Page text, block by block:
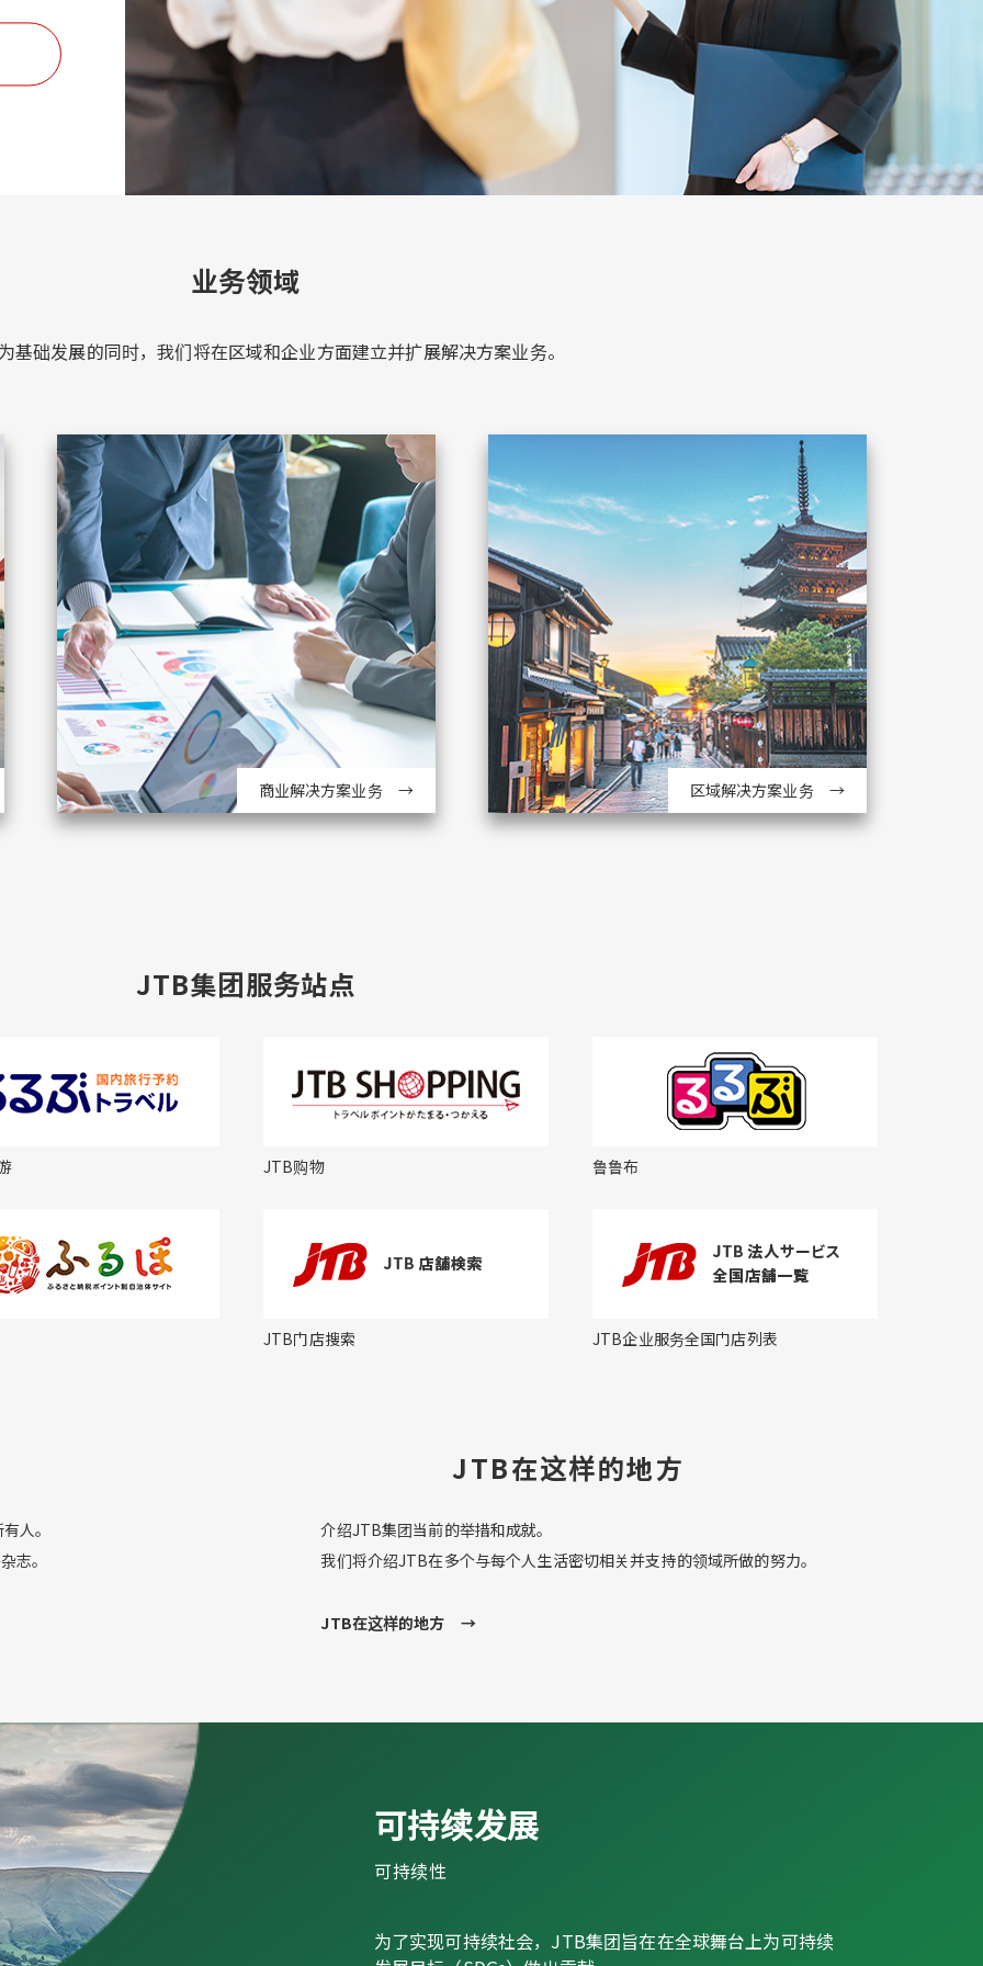
业务领域
基础发展的同时，我们将在区域和企业方面建立并扩展解决方案业务。
商业解决方案业务 区域解决方案业务
JTB集团服务站点
JTB购物 鲁鲁布
JTB门店搜索 JTB企业服务全国门店列表
人。
志。
JTB在这样的地方
介绍JTB集团当前的举措和成就。
我们将介绍JTB在多个与每个人生活密切相关并支持的领域所做的努力。
JTB在这样的地方
可持续发展
可持续性
为了实现可持续社会，JTB集团旨在在全球舞台上为可持续